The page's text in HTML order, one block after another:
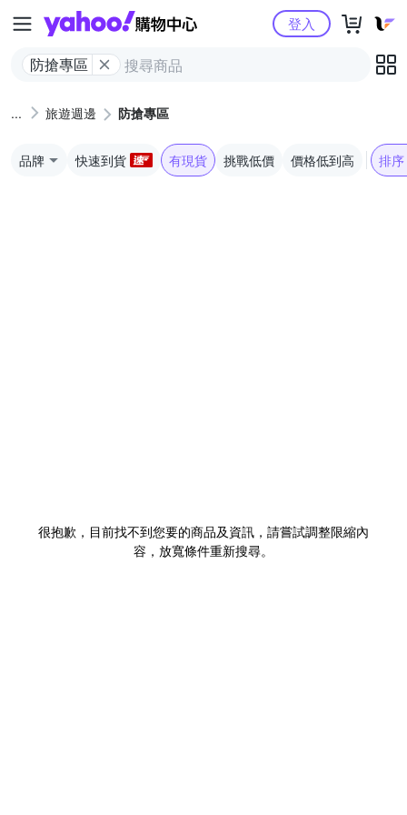
Yahoo購物中心
防搶專區
登入
旅遊週邊 防搶專區
品牌 快速到貨 有現貨 挑戰低價 價格低到高 排序
很抱歉，目前找不到您要的商品及資訊，請嘗試調整限縮內
容，放寬條件重新搜尋。